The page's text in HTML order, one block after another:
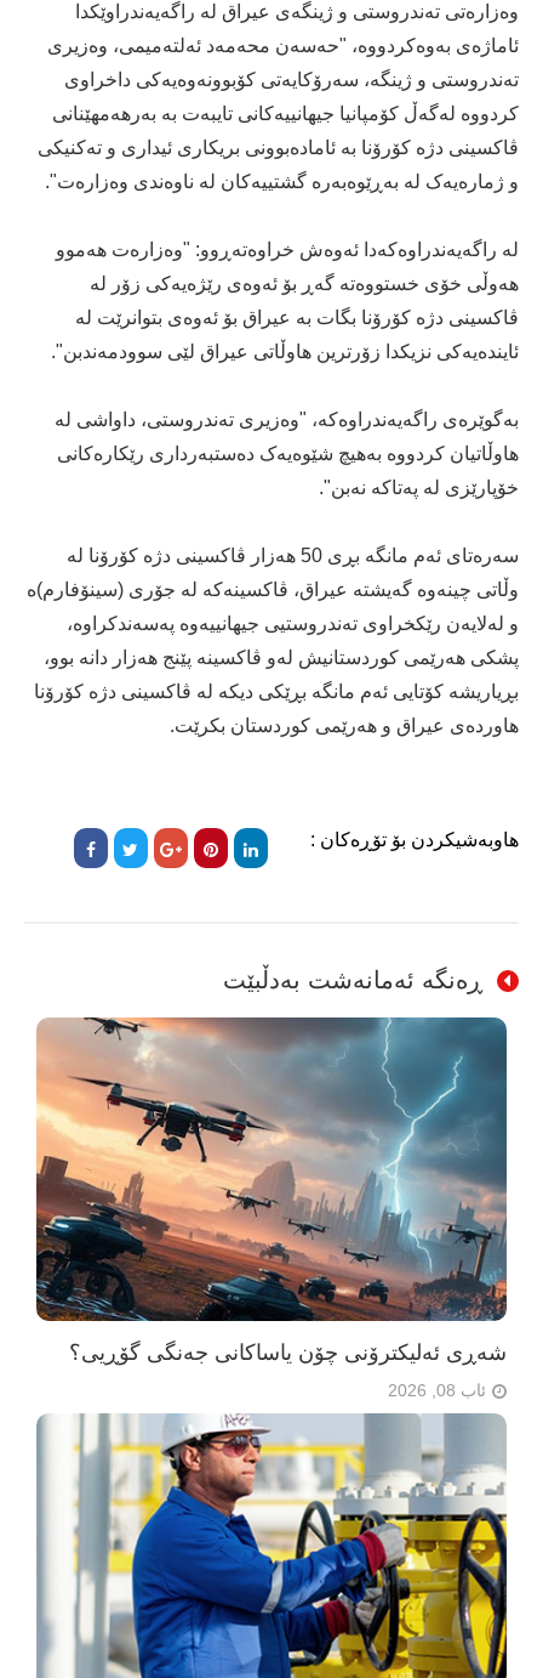
وەزارەتی تەندروستی و ژینگەی عیراق له‌ راگەیەندراوێکدا
ئاماژەی بەوەکردووه‌، "حەسەن محەمەد ئەلتەمیمی، وەزیری
تەندروستی و ژینگە، سەرۆکایەتی کۆبوونەوەیەکی داخراوی
کردووە لەگەڵ کۆمپانیا جیهانییەکانی تایبەت بە بەرهەمهێنانی
ڤاکسینی دژە کۆرۆنا بە ئامادەبوونی بریکاری ئیداری و تەکنیکی
و ژمارەیەک لە بەڕێوەبەرە گشتییەکان لە ناوەندی وەزارەت".
لە راگەیەندراوەکەدا ئەوەش خراوەتەڕوو: "وەزارەت هەموو
هەوڵی خۆی خستووەتە گەڕ بۆ ئەوەی رێژەیەکی زۆر لە
ڤاکسینی دژە کۆرۆنا بگات بە عیراق بۆ ئەوەی بتوانرێت لە
ئایندەیەکی نزیکدا زۆرترین هاوڵاتی عیراق لێی سوودمه‌ندبن".
بەگوێرەی راگەیەندراوەکە، "وەزیری تەندروستی، داواشی لە
هاوڵاتیان کردووە بەهیچ شێوەیەک دەستبەرداری رێکارەکانی
خۆپارێزی لە پەتاکە نەبن".
سەرەتای ئەم مانگە بڕی 50 هەزار ڤاکسینی دژە کۆرۆنا لە
وڵاتی چینەوە گەیشتە عیراق، ڤاکسینەکە لە جۆری (سینۆفارم)ه
و لەلایەن رێکخراوی تەندروستیی جیهانییەوە پەسەندکراوە،
پشکی هەرێمی کوردستانیش لەو ڤاکسینە پێنج هەزار دانە بوو،
بڕیاریشە کۆتایی ئەم مانگە بڕێکی دیکە لە ڤاکسینی دژە کۆرۆنا
هاوردەی عیراق و هەرێمی کوردستان بکرێت.
هاوبەشیکردن بۆ تۆڕەکان :
ڕەنگە ئەمانەشت بەدڵبێت
شەڕی ئەلیکترۆنی چۆن یاساکانی جەنگی گۆڕیی؟
ئاب 08, 2026